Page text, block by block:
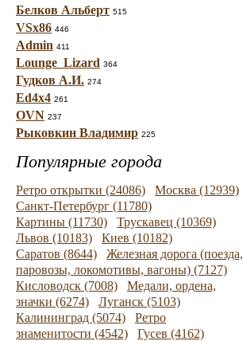
Белков Альберт 515
VSx86 446
Admin 411
Lounge_Lizard 364
Гудков А.И. 274
Ed4x4 261
OVN 237
Рыковкин Владимир 225
Популярные города
Ретро открытки (24086)
Москва (12939)
Санкт-Петербург (11780)
Картины (11730)
Трускавец (10369)
Львов (10183)
Киев (10182)
Саратов (8644)
Железная дорога (поезда,
паровозы, локомотивы, вагоны) (7127)
Кисловодск (7008)
Медали, ордена,
значки (6274)
Луганск (5103)
Калининград (5074)
Ретро
знаменитости (4542)
Гусев (4162)